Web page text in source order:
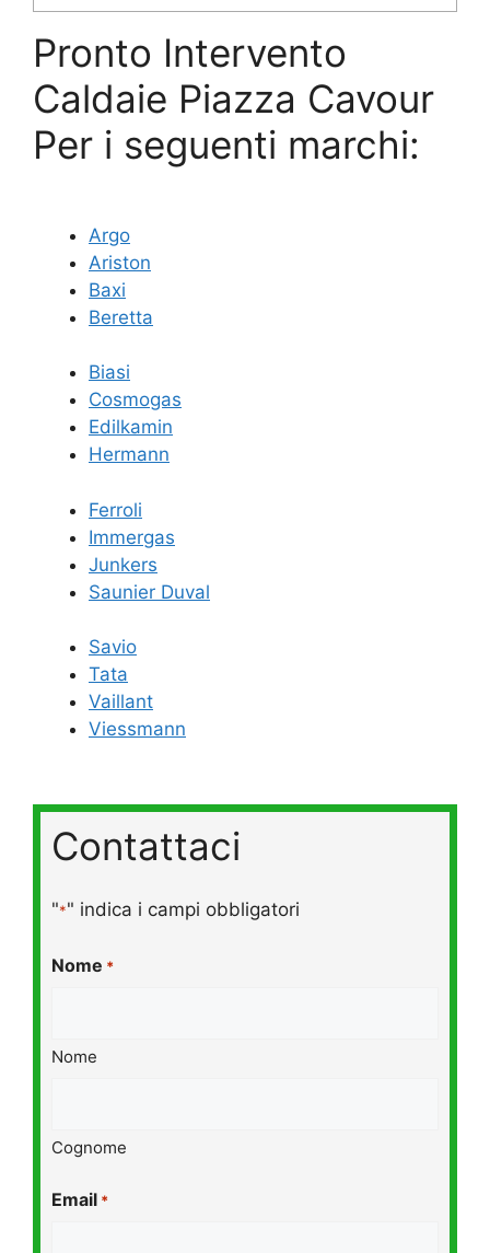
Pronto Intervento
Caldaie Piazza Cavour
Per i seguenti marchi:
Argo
Ariston
Baxi
Beretta
Biasi
Cosmogas
Edilkamin
Hermann
Ferroli
Immergas
Junkers
Saunier Duval
Savio
Tata
Vaillant
Viessmann
Contattaci
"*" indica i campi obbligatori
Nome *
Nome
Cognome
Email *